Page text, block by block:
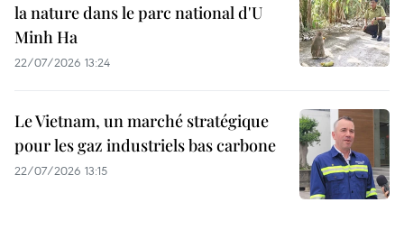
la nature dans le parc national d'U
Minh Ha
22/07/2026 13:24
Le Vietnam, un marché stratégique
pour les gaz industriels bas carbone
22/07/2026 13:15